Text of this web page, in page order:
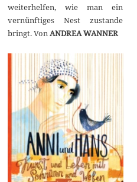
weiterhelfen, wie man ein
vernünftiges Nest zustande
bringt. Von ANDREA WANNER